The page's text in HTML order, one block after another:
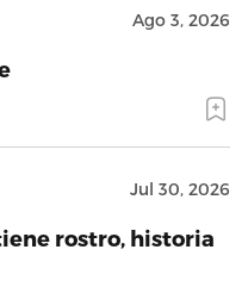
Ago 3, 2026
Jul 30, 2026
rostro, historia